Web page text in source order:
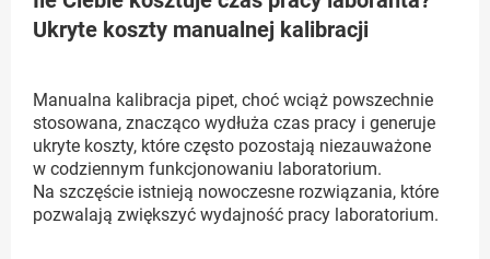
Ukryte koszty manualnej kalibracji
Manualna kalibracja pipet, choć wciąż powszechnie
stosowana, znacząco wydłuża czas pracy i generuje
ukryte koszty, które często pozostają niezauważone
w codziennym funkcjonowaniu laboratorium.
Na szczęście istnieją nowoczesne rozwiązania, które
pozwalają zwiększyć wydajność pracy laboratorium.